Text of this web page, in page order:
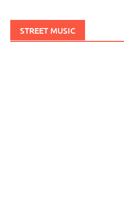
STREET MUSIC